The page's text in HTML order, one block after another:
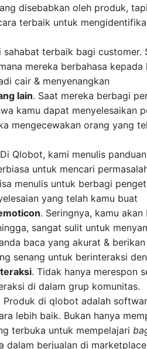
disebabkan oleh produk,
terbaik untuk
sahabat terbaik bagi
mereka berbahasa kepada
cair & menyenangkan
lain. Saat mereka berbagi
kamu dapat menyelesaikan
mengecewakan orang yang
Qlobot, kami menulis
untuk mencari
menulis untuk berbagi
yang telah kamu buat
. Seringnya, kamu
sangat sulit untuk
baca yang akurat &
senang untuk berinteraksi
. Tidak hanya merespon
di dalam grup komunitas.
Produk di qlobot adalah
lebih baik. Bukan hanya
terbuka untuk mempelajari
dalam berjualan di marketplace